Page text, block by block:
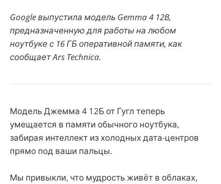
Google выпустила модель Gemma 4 12B,
предназначенную для работы на любом
ноутбуке с 16 ГБ оперативной памяти, как
сообщает Ars Technica.
Модель Джемма 4 12Б от Гугл теперь
умещается в памяти обычного ноутбука,
забирая интеллект из холодных дата-центров
прямо под ваши пальцы.
Мы привыкли, что мудрость живёт в облаках,